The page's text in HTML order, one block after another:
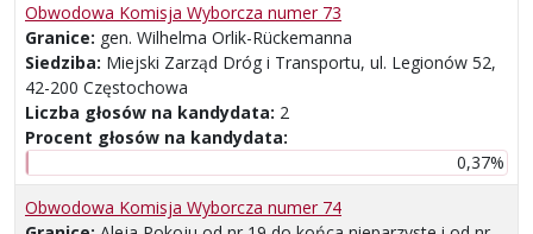
Obwodowa Komisja Wyborcza numer 73
Granice: gen. Wilhelma Orlik-Rückemanna
Siedziba: Miejski Zarząd Dróg i Transportu, ul. Legionów 52,
42-200 Częstochowa
Liczba głosów na kandydata: 2
Procent głosów na kandydata:
0,37%
Obwodowa Komisja Wyborcza numer 74